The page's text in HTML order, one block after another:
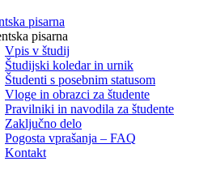
pisarna
pisarna
Vpis v študij
Študijski koledar in urnik
Študenti s posebnim statusom
Vloge in obrazci za študente
Pravilniki in navodila za študente
Zaključno delo
Pogosta vprašanja – FAQ
Kontakt